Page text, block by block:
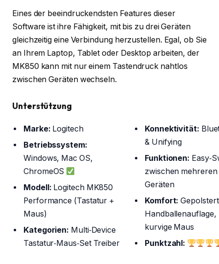
Eines der beeindruckendsten Features dieser
Software ist ihre Fähigkeit, mit bis zu drei Geräten
gleichzeitig eine Verbindung herzustellen. Egal, ob Sie
an Ihrem Laptop, Tablet oder Desktop arbeiten, der
MK850 kann mit nur einem Tastendruck nahtlos
zwischen Geräten wechseln.
Unterstützung
Marke: Logitech
Betriebssystem:
Windows, Mac OS,
ChromeOS
Modell: Logitech MK850
Performance (Tastatur +
Maus)
Kategorien: Multi‑Device
Tastatur‑Maus‑Set Treiber
Konnektivität:
& Unifying
Funktionen:
zwischen mehreren
Geräten
Komfort:
Handballenauflage,
kurvige Maus
Punktzahl: